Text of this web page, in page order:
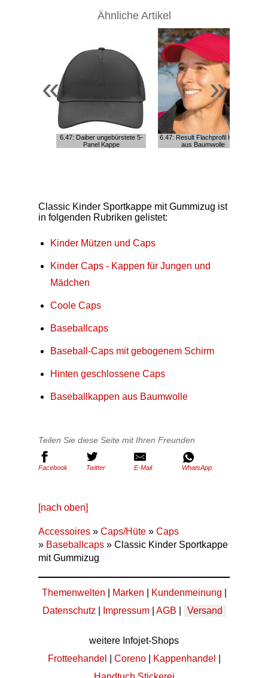
Ähnliche Artikel
«
6.47: Daiber ungebürstete 5-
Panel Kappe
6.47: Result Flachprofil Kappe
aus Baumwolle
»
Classic Kinder Sportkappe mit Gummizug ist
in folgenden Rubriken gelistet:
Kinder Mützen und Caps
Kinder Caps - Kappen für Jungen und
Mädchen
Coole Caps
Baseballcaps
Baseball-Caps mit gebogenem Schirm
Hinten geschlossene Caps
Baseballkappen aus Baumwolle
Teilen Sie diese Seite mit Ihren Freunden
Facebook Twitter E-Mail WhatsApp
[nach oben]
Accessoires » Caps/Hüte » Caps
» Baseballcaps » Classic Kinder Sportkappe
mit Gummizug
Themenwelten Marken Kundenmeinung
Datenschutz
Impressum| AGB Versand
weitere Infojet-Shops
Frotteehandel
Coreno| Kappenhandel